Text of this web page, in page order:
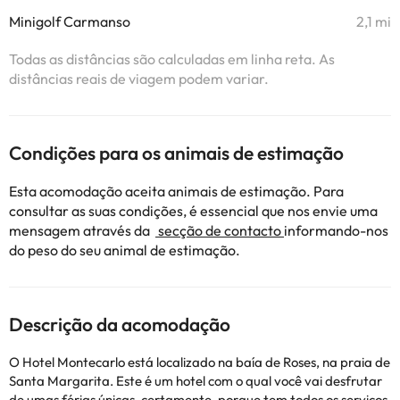
Minigolf Carmanso 2,1 mi
Todas as distâncias são calculadas em linha reta. As
distâncias reais de viagem podem variar.
Condições para os animais de estimação
Esta acomodação aceita animais de estimação. Para
consultar as suas condições, é essencial que nos envie uma
mensagem através da secção de contacto informando-nos
do peso do seu animal de estimação.
Descrição da acomodação
O Hotel Montecarlo está localizado na baía de Roses, na praia de
Santa Margarita. Este é um hotel com o qual você vai desfrutar